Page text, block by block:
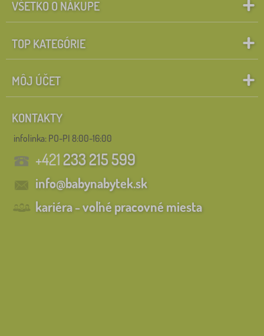
VŠETKO O NÁKUPE
TOP KATEGÓRIE
MÔJ ÚČET
KONTAKTY
infolinka: PO-PI 8:00-16:00
+421233 215 599
info@babynabytek.sk
kariéra - voľné pracovné miesta